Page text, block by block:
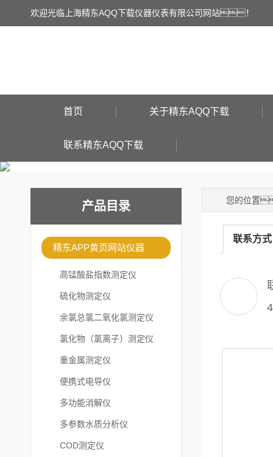
欢迎光临上海精东AQQ下载仪器仪表有限公司网站！
首页 关于精东AQQ下载
联系精东AQQ下载
产品目录
精东APP黄页网站仪器
高锰酸盐指数测定仪
硫化物测定仪
余氯总氯二氧化氯测定仪
氯化物（氯离子）测定仪
重金属测定仪
便携式电导仪
多功能消解仪
多参数水质分析仪
COD测定仪
您的位置
联系方式